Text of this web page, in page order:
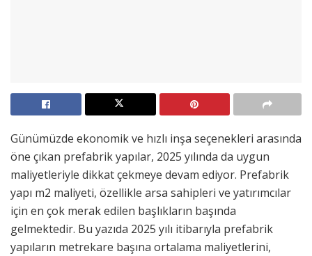
Günümüzde ekonomik ve hızlı inşa seçenekleri arasında
öne çıkan prefabrik yapılar, 2025 yılında da uygun
maliyetleriyle dikkat çekmeye devam ediyor. Prefabrik
yapı m2 maliyeti, özellikle arsa sahipleri ve yatırımcılar
için en çok merak edilen başlıkların başında
gelmektedir. Bu yazıda 2025 yılı itibarıyla prefabrik
yapıların metrekare başına ortalama maliyetlerini,